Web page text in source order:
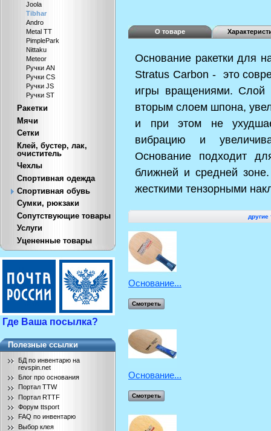
Joola
Tibhar
Andro
Metal TT
PimplePark
Nittaku
Meteor
Ручки AN
Ручки CS
Ручки JS
Ручки ST
Ракетки
Мячи
Сетки
Клей, бустер, лак,
очиститель
Чехлы
Спортивная одежда
Спортивная обувь
Сумки, рюкзаки
Сопутствующие товары
Услуги
Уцененные товары
Где Ваша посылка?
Полезные ссылки
БД по инвентарю на
revspin.net
Блог про основания
Портал TTW
Портал RTTF
Форум ttsport
FAQ по инвентарю
Выбор клея
О товаре
Основание ракетки для
Stratus Carbon - это
игры вращениями. Слой
вторым слоем шпона,
и при этом не
вибрацию и
Основание подходит
ближней и средней
жесткими тензорными
другие
Основание...
Смотреть
Основание...
Смотреть